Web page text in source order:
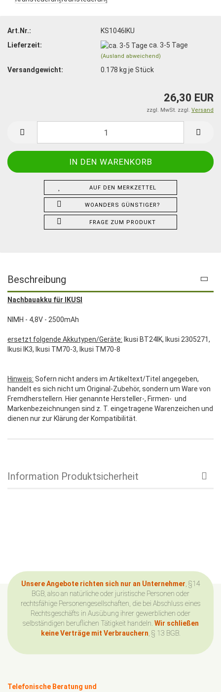
Art.Nr.:
KS1046IKU
Lieferzeit:
ca. 3-5 Tage
(Ausland abweichend)
Versandgewicht: 0.178 kg je Stück
26,30 EUR
zzgl. MwSt. zzgl. Versand
AUF DEN MERKZETTEL
WOANDERS GÜNSTIGER?
FRAGE ZUM PRODUKT
Beschreibung
Nachbauakku für IKUSI
NIMH - 4,8V - 2500mAh
ersetzt folgende Akkutypen/Geräte: Ikusi BT24IK, Ikusi 2305271,
Ikusi IK3, Ikusi TM70-3, Ikusi TM70-8
Hinweis: Sofern nicht anders im Artikeltext/Titel angegeben,
handelt es sich nicht um Original-Zubehör, sondern um Ware von
Fremdherstellern. Hier genannte Hersteller-, Firmen- und
Markenbezeichnungen sind z. T. eingetragene Warenzeichen und
dienen nur zur Klärung der Kompatibilität.
Information Produktsicherheit
Unsere Angebote richten sich nur an Unternehmer , §14
BGB, also an natürliche oder juristische Personen oder
rechtsfähige Personengesellschaften, die bei Abschluss eines
Rechtsgeschäfts in Ausübung ihrer gewerblichen oder
selbständigen beruflichen Tätigkeit handeln. Wir schließen
keine Verträge mit Verbrauchern , § 13 BGB.
Telefonische Beratung und